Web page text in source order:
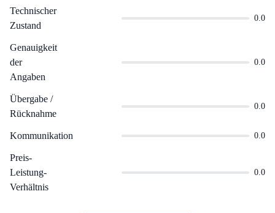
Technischer
Zustand
0.0
Genauigkeit
der
Angaben
0.0
Übergabe /
Rücknahme
0.0
Kommunikation 0.0
Preis-
Leistung-
Verhältnis
0.0